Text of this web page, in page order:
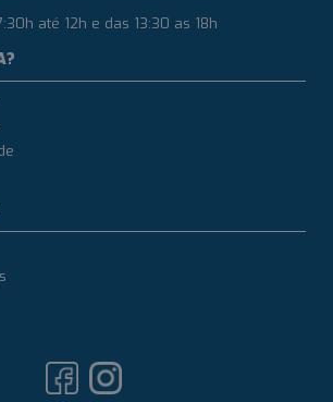
até 12h e das 13:30 as 18h